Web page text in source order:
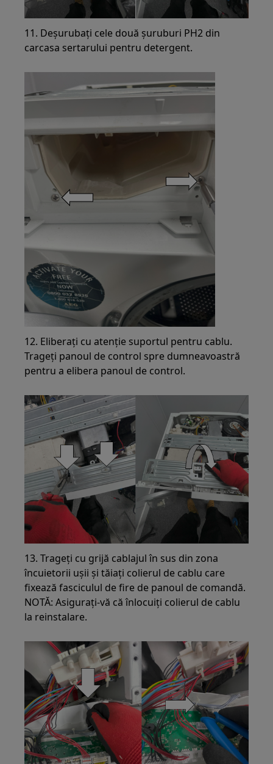
11. Deșurubați cele două șuruburi PH2 din
carcasa sertarului pentru detergent.
12. Eliberați cu atenție suportul pentru cablu.
Trageți panoul de control spre dumneavoastră
pentru a elibera panoul de control.
13. Trageți cu grijă cablajul în sus din zona
încuietorii ușii și tăiați colierul de cablu care
fixează fasciculul de fire de panoul de comandă.
NOTĂ: Asigurați-vă că înlocuiți colierul de cablu
la reinstalare.